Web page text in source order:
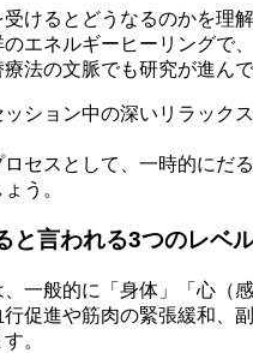
けるとどうなるのかを理
エネルギーヒーリングで
法の文脈でも研究が進んで
ション中の深いリラック
ロセスとして、一時的にだ
う。
と言われる3つのレベ
一般的に「身体」「心（
促進や筋肉の緊張緩和、
。